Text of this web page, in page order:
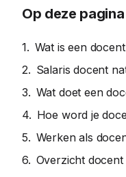
Op deze pagina
Wat is een
Salaris docent
Wat doet een
Hoe word je
Werken als
Overzicht